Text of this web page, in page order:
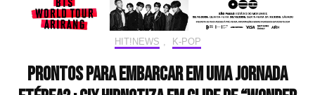
HIT!NEWS K-POP
Prontos para embarcar em uma jornada